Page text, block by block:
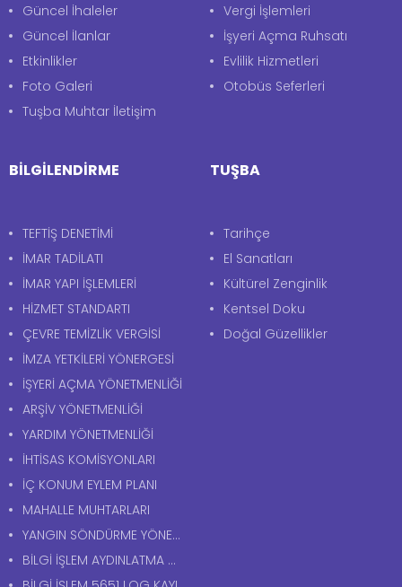
Güncel İhaleler
Güncel İlanlar
Etkinlikler
Foto Galeri
Tuşba Muhtar İletişim
Vergi İşlemleri
İşyeri Açma Ruhsatı
Evlilik Hizmetleri
Otobüs Seferleri
BİLGİLENDİRME
TEFTİŞ DENETİMİ
İMAR TADİLATI
İMAR YAPI İŞLEMLERİ
HİZMET STANDARTI
ÇEVRE TEMİZLİK VERGİSİ
İMZA YETKİLERİ YÖNERGESİ
İŞYERİ AÇMA YÖNETMENLİĞİ
ARŞİV YÖNETMENLİĞİ
YARDIM YÖNETMENLİĞİ
İHTİSAS KOMİSYONLARI
İÇ KONUM EYLEM PLANI
MAHALLE MUHTARLARI
YANGIN SÖNDÜRME YÖNERGESİ
BİLGİ İŞLEM AYDINLATMA METNİ
TUŞBA
Tarihçe
El Sanatları
Kültürel Zenginlik
Kentsel Doku
Doğal Güzellikler